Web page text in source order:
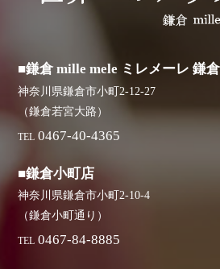
■鎌倉 mille mele ミレメーレ 鎌
神奈川県鎌倉市小町2-12-27
（鎌倉若宮大路）
TEL 0467-40-4365
■鎌倉小町店
神奈川県鎌倉市小町2-10-4
（鎌倉小町通り）
TEL 0467-84-8885